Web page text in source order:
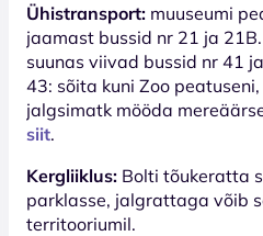
Ühistransport: muuseumi
jaamast bussid nr 21 ja
suunas viivad bussid nr 41
43: sõita kuni Zoo
jalgsimatk mööda
siit.
Kergliiklus: Bolti tõukeratta
parklasse, jalgrattaga võib
territooriumil.